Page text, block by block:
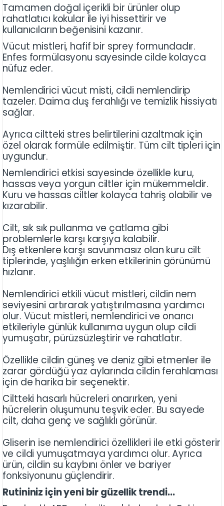
Tamamen doğal içerikli bir ürünler olup
rahatlatıcı kokular ile iyi hissettirir ve
kullanıcıların beğenisini kazanır.
Vücut mistleri, hafif bir sprey formundadır.
Enfes formülasyonu sayesinde cilde kolayca
nüfuz eder.
Nemlendirici vücut misti, cildi nemlendirip
tazeler. Daima duş ferahlığı ve temizlik hissiyatı
sağlar.
Ayrıca ciltteki stres belirtilerini azaltmak için
özel olarak formüle edilmiştir. Tüm cilt tipleri için
uygundur.
Nemlendirici etkisi sayesinde özellikle kuru,
hassas veya yorgun ciltler için mükemmeldir.
Kuru ve hassas ciltler kolayca tahriş olabilir ve
kızarabilir.
Cilt, sık sık pullanma ve çatlama gibi
problemlerle karşı karşıya kalabilir.
Dış etkenlere karşı savunmasız olan kuru cilt
tiplerinde, yaşlılığın erken etkilerinin görünümü
hızlanır.
Nemlendirici etkili vücut mistleri, cildin nem
seviyesini artırarak yatıştırılmasına yardımcı
olur. Vücut mistleri, nemlendirici ve onarıcı
etkileriyle günlük kullanıma uygun olup cildi
yumuşatır, pürüzsüzleştirir ve rahatlatır.
Özellikle cildin güneş ve deniz gibi etmenler ile
zarar gördüğü yaz aylarında cildin ferahlaması
için de harika bir seçenektir.
Ciltteki hasarlı hücreleri onarırken, yeni
hücrelerin oluşumunu teşvik eder. Bu sayede
cilt, daha genç ve sağlıklı görünür.
Gliserin ise nemlendirici özellikleri ile etki gösterir
ve cildi yumuşatmaya yardımcı olur. Ayrıca
ürün, cildin su kaybını önler ve bariyer
fonksiyonunu güçlendirir.
Rutininiz için yeni bir güzellik trendi...